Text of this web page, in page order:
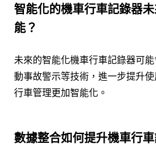
智能化的機車行車記錄器
能？
未來的智能化機車行車記錄器可
動事故警示等技術，進一步提升
行車管理更加智能化。
數據整合如何提升機車行